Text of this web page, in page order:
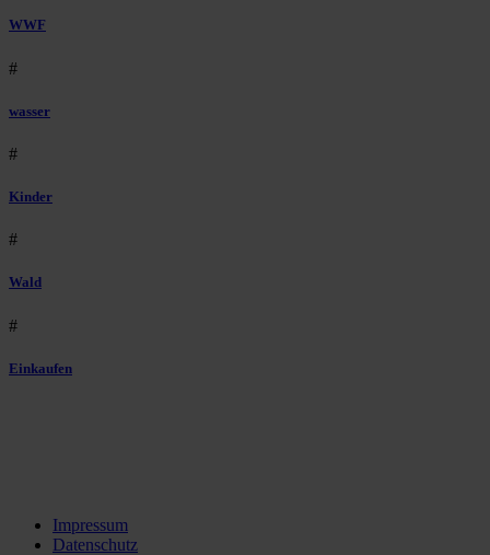
WWF
#
wasser
#
Kinder
#
Wald
#
Einkaufen
Impressum
Datenschutz